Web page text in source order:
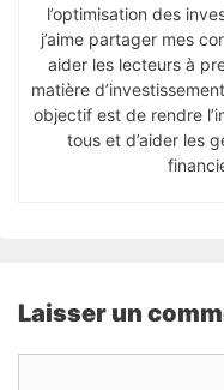
l’optimisation des
j’aime partager mes
aider les lecteurs à
matière
objectif est de rendre
tous et d’aider les
Laisser un